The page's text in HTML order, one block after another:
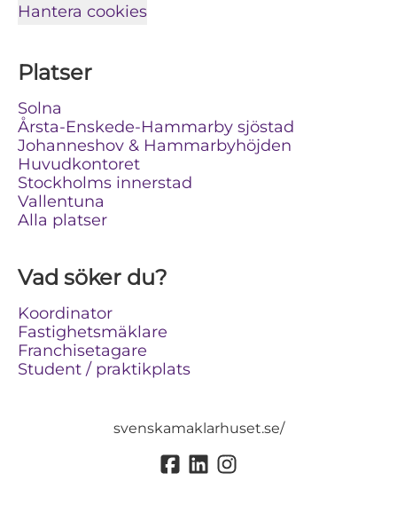
Hantera cookies
Platser
Solna
Årsta-Enskede-Hammarby sjöstad
Johanneshov & Hammarbyhöjden
Huvudkontoret
Stockholms innerstad
Vallentuna
Alla platser
Vad söker du?
Koordinator
Fastighetsmäklare
Franchisetagare
Student / praktikplats
svenskamaklarhuset.se/